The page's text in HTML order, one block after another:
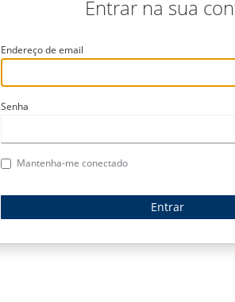
Entrar na sua
Endereço de email
Senha
Mantenha-me conectado